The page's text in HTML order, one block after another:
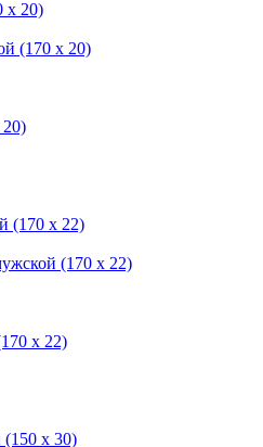
(170 x 20)
(170 х 22)
х 22)